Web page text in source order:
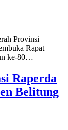
Provinsi
Rapat
ke-80…
Raperda
Belitung